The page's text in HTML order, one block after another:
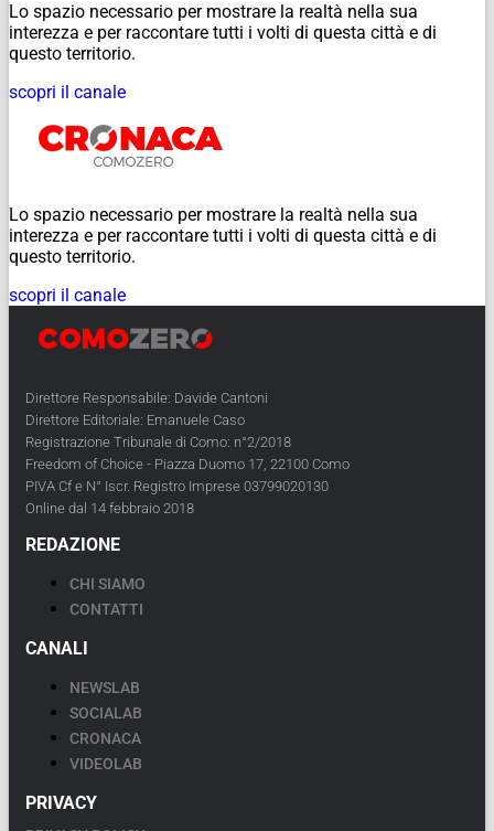
Lo spazio necessario per mostrare la realtà nella sua
interezza e per raccontare tutti i volti di questa città e di
questo territorio.
scopri il canale
Lo spazio necessario per mostrare la realtà nella sua
interezza e per raccontare tutti i volti di questa città e di
questo territorio.
scopri il canale
Direttore Responsabile: Davide Cantoni
Direttore Editoriale: Emanuele Caso
Registrazione Tribunale di Como: n°2/2018
Freedom of Choice - Piazza Duomo 17, 22100 Como
PIVA Cf e N° Iscr. Registro Imprese 03799020130
Online dal 14 febbraio 2018
REDAZIONE
CHI SIAMO
CONTATTI
CANALI
NEWSLAB
SOCIALAB
CRONACA
VIDEOLAB
PRIVACY